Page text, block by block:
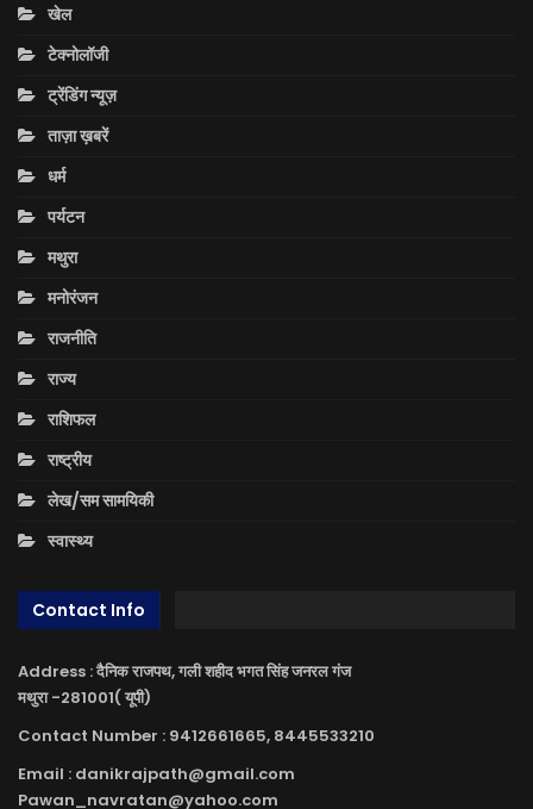
खेल
टेक्नोलॉजी
ट्रेंडिंग न्यूज़
ताज़ा ख़बरें
धर्म
पर्यटन
मथुरा
मनोरंजन
राजनीति
राज्य
राशिफल
राष्ट्रीय
लेख/सम सामयिकी
स्वास्थ्य
Contact Info
Address : दैनिक राजपथ, गली शहीद भगत सिंह जनरल गंज
मथुरा -281001( यूपी)
Contact Number : 9412661665, 8445533210
Email : danikrajpath@gmail.com
Pawan_navratan@yahoo.com